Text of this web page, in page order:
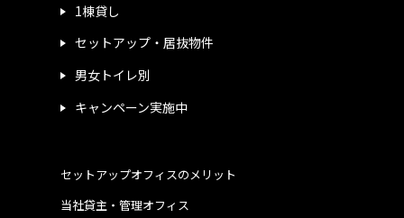
1棟貸し
セットアップ・居抜物件
男女トイレ別
キャンペーン実施中
当社貸主・管理オフィス
セットアップオフィスのメリット